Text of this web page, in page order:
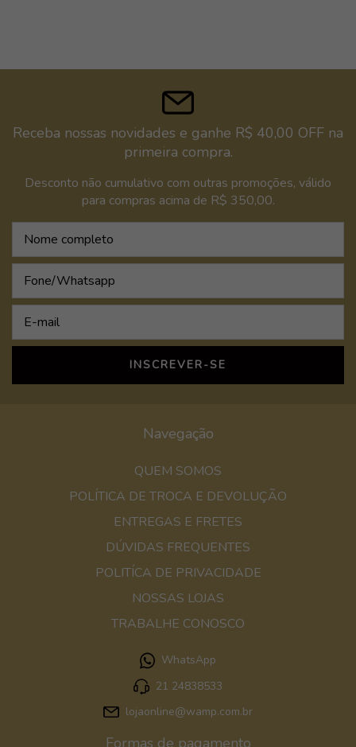
Receba nossas novidades e ganhe R$ 40,00 OFF na
primeira compra.
Desconto não cumulativo com outras promoções, válido
para compras acima de R$ 350,00.
Navegação
QUEM SOMOS
POLÍTICA DE TROCA E DEVOLUÇÃO
ENTREGAS E FRETES
DÚVIDAS FREQUENTES
POLITÍCA DE PRIVACIDADE
NOSSAS LOJAS
TRABALHE CONOSCO
WhatsApp
21 24838533
lojaonline@wamp.com.br